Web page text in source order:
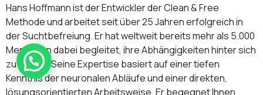
Hans Hoffmann ist der Entwickler der Clean & Free
Methode und arbeitet seit über 25 Jahren erfolgreich in
der Suchtbefreiung. Er hat weltweit bereits mehr als 5.000
Menschen dabei begleitet, ihre Abhängigkeiten hinter sich
zu lassen. Seine Expertise basiert auf einer tiefen
Kenntnis der neuronalen Abläufe und einer direkten,
lösungsorientierten Arbeitsweise. Er begegnet Ihnen